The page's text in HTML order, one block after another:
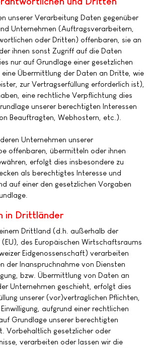
unserer Verarbeitung Daten gegenüber
Unternehmen (Auftragsverarbeitern,
oder Dritten) offenbaren, sie an
ihnen sonst Zugriff auf die Daten
nur auf Grundlage einer gesetzlichen
eine Übermittlung der Daten an Dritte, wie
zur Vertragserfüllung erforderlich ist),
eine rechtliche Verpflichtung dies
unserer berechtigten Interessen
Beauftragten, Webhostern, etc.).
Unternehmen unserer
offenbaren, übermitteln oder ihnen
erfolgt dies insbesondere zu
als berechtigtes Interesse und
auf einer den gesetzlichen Vorgaben
in Drittländer
Drittland (d.h. außerhalb der
(EU), des Europäischen Wirtschaftsraums
Eidgenossenschaft) verarbeiten
der Inanspruchnahme von Diensten
bzw. Übermittlung von Daten an
Unternehmen geschieht, erfolgt dies
unserer (vor)vertraglichen Pflichten,
aufgrund einer rechtlichen
Grundlage unserer berechtigten
Vorbehaltlich gesetzlicher oder
verarbeiten oder lassen wir die